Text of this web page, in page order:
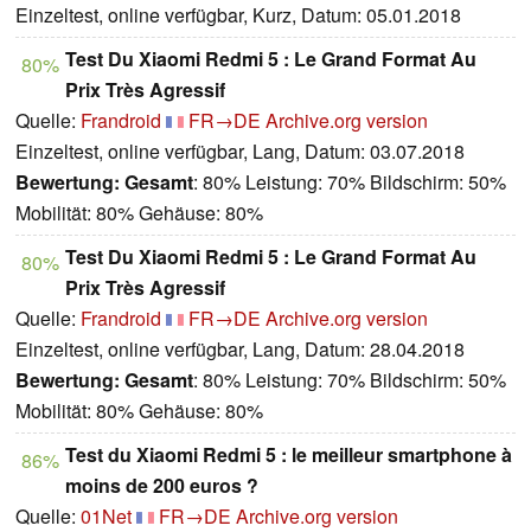
Einzeltest, online verfügbar, Kurz, Datum: 05.01.2018
80% Test Du Xiaomi Redmi 5 : Le Grand Format Au
Prix Très Agressif
Quelle: Frandroid FR→DE Archive.org version
Einzeltest, online verfügbar, Lang, Datum: 03.07.2018
Bewertung: Gesamt: 80% Leistung: 70% Bildschirm: 50%
Mobilität: 80% Gehäuse: 80%
80% Test Du Xiaomi Redmi 5 : Le Grand Format Au
Prix Très Agressif
Quelle: Frandroid FR→DE Archive.org version
Einzeltest, online verfügbar, Lang, Datum: 28.04.2018
Bewertung: Gesamt: 80% Leistung: 70% Bildschirm: 50%
Mobilität: 80% Gehäuse: 80%
86% Test du Xiaomi Redmi 5 : le meilleur smartphone à
moins de 200 euros ?
Quelle: 01Net FR→DE Archive.org version